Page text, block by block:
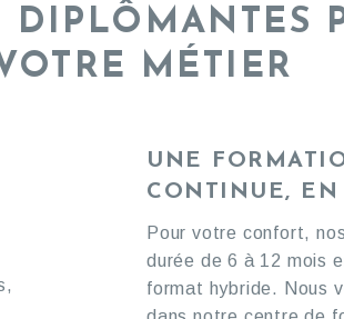
MÉTIER
UNE
CONTINUE, EN
Pour votre confort,
durée de 6 à 12 mois
format hybride. Nous